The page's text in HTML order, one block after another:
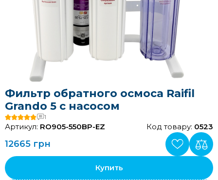
Фильтр обратного осмоса Raifil
Grando 5 с насосом
1
Артикул: RO905-550BP-EZ Код товару: 0523
12665 грн
Купить